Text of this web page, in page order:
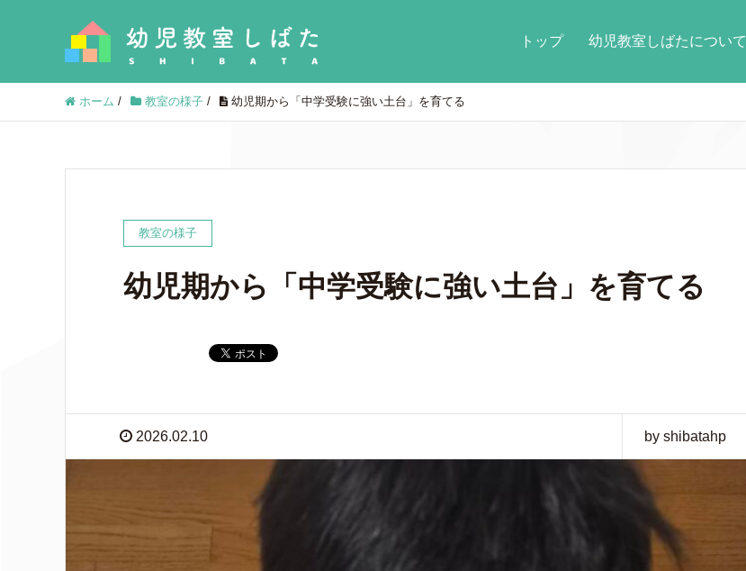
トップ 幼児教室しばたについて
ホーム / 教室の様子 / 幼児期から「中学受験に強い土台」を育てる
教室の様子
幼児期から「中学受験に強い土台」を育てる
2026.02.10 by shibatahp